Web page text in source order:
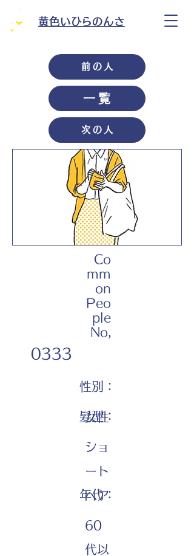
黄色いひらのんさ
前の人
一覧
次の人
Co
mm
on
Peo
ple
No,
0333
性別：
女性
髪型：
ショ
ート
ヘア
年代：
60
代以